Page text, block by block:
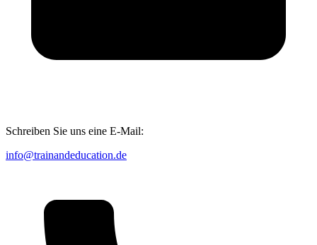
Schreiben Sie uns eine E-Mail:
info@trainandeducation.de